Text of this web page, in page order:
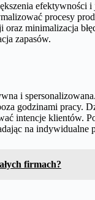
efektywności
procesy
minimalizacja
zapasów.
i
godzinami pracy.
intencje klientów.
na indywidualne
firmach?